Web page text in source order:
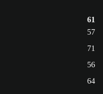
61
57
71
56
64